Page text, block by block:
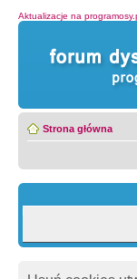
Aktualizacje na
Strona główna